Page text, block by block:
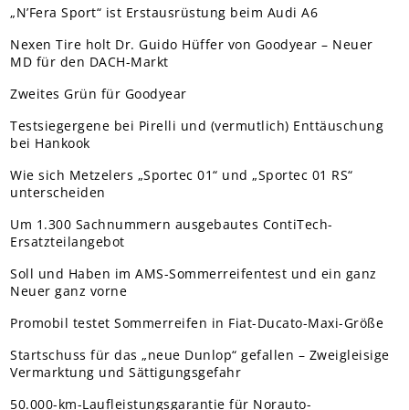
„N’Fera Sport“ ist Erstausrüstung beim Audi A6
Nexen Tire holt Dr. Guido Hüffer von Goodyear – Neuer
MD für den DACH-Markt
Zweites Grün für Goodyear
Testsiegergene bei Pirelli und (vermutlich) Enttäuschung
bei Hankook
Wie sich Metzelers „Sportec 01“ und „Sportec 01 RS“
unterscheiden
Um 1.300 Sachnummern ausgebautes ContiTech-
Ersatzteilangebot
Soll und Haben im AMS-Sommerreifentest und ein ganz
Neuer ganz vorne
Promobil testet Sommerreifen in Fiat-Ducato-Maxi-Größe
Startschuss für das „neue Dunlop“ gefallen – Zweigleisige
Vermarktung und Sättigungsgefahr
50.000-km-Laufleistungsgarantie für Norauto-